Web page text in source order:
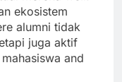
ekosistem
alumni tidak
juga aktif
and